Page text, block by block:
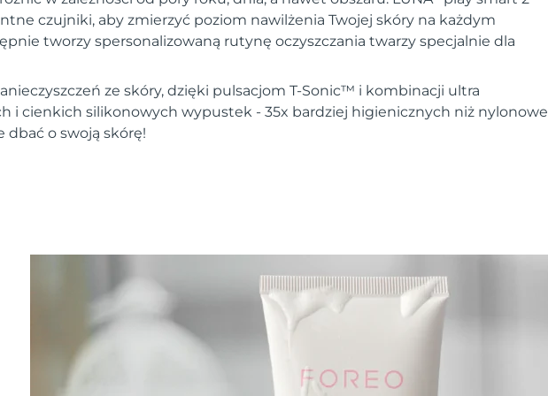
czujniki, aby zmierzyć poziom nawilżenia Twojej skóry na każdym
tworzy spersonalizowaną rutynę oczyszczania twarzy specjalnie dla
ze skóry, dzięki pulsacjom T-Sonic™ i kombinacji ultra
i cienkich silikonowych wypustek - 35x bardziej higienicznych niż nylonowe
dbać o swoją skórę!